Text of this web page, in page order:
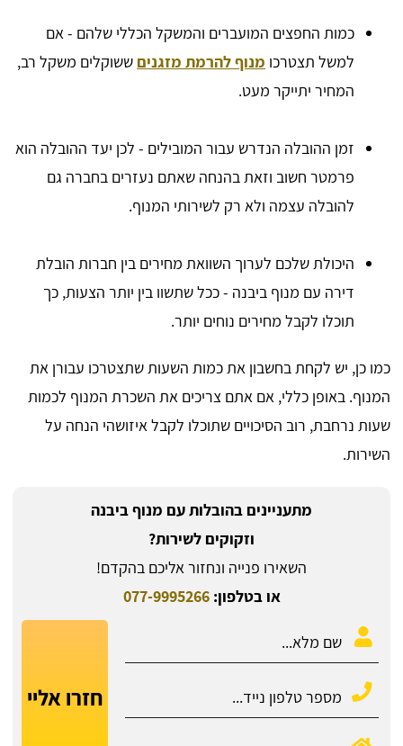
כמות החפצים המועברים והמשקל הכללי שלהם - אם
למשל תצטרכו מנוף להרמת מזגנים ששוקלים משקל רב,
המחיר יתייקר מעט.
זמן ההובלה הנדרש עבור המובילים - לכן יעד ההובלה הוא
פרמטר חשוב וזאת בהנחה שאתם נעזרים בחברה גם
להובלה עצמה ולא רק לשירותי המנוף.
היכולת שלכם לערוך השוואת מחירים בין חברות הובלת
דירה עם מנוף ביבנה - ככל שתשוו בין יותר הצעות, כך
תוכלו לקבל מחירים נוחים יותר.
כמו כן, יש לקחת בחשבון את כמות השעות שתצטרכו עבורן את
המנוף. באופן כללי, אם אתם צריכים את השכרת המנוף לכמות
שעות נרחבת, רוב הסיכויים שתוכלו לקבל איזושהי הנחה על
השירות.
מתעניינים בהובלות עם מנוף ביבנה
וזקוקים לשירות?
השאירו פנייה ונחזור אליכם בהקדם!
או בטלפון:077-9995266
חזרו אליי